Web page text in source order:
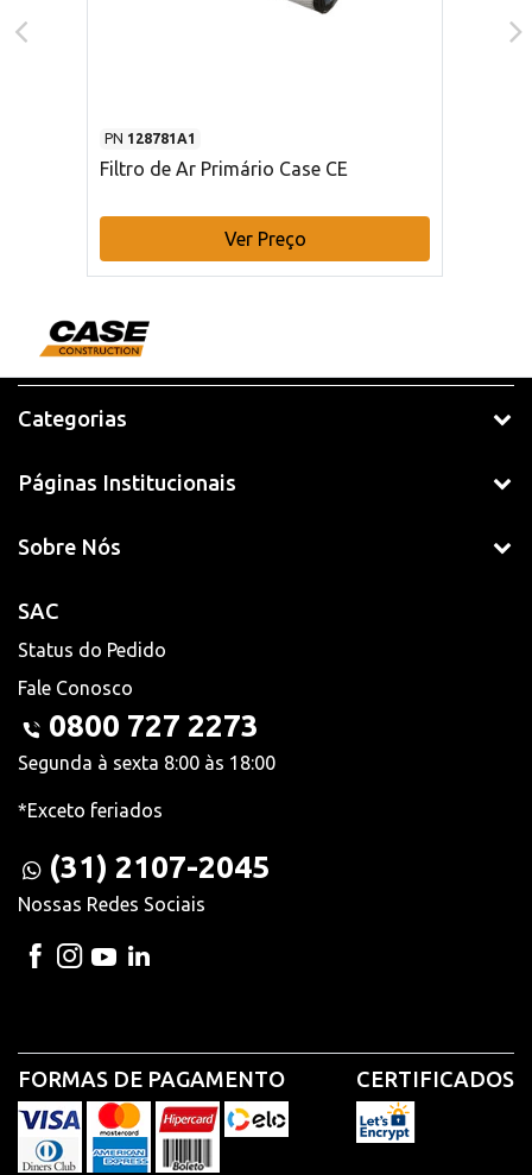
PN 128781A1
Filtro de Ar Primário Case CE
Ver Preço
Categorias
Páginas Institucionais
Sobre Nós
SAC
Status do Pedido
Fale Conosco
0800 727 2273
Segunda à sexta 8:00 às 18:00
*Exceto feriados
(31) 2107-2045
Nossas Redes Sociais
FORMAS DE PAGAMENTO CERTIFICADOS